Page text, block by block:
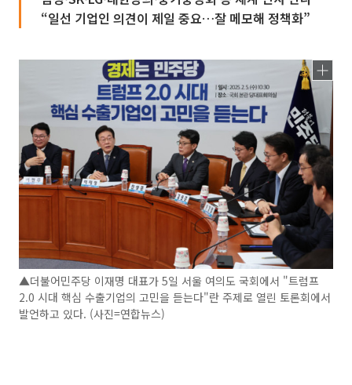
“일선 기업인 의견이 제일 중요…잘 메모해 정책화”
▲더불어민주당 이재명 대표가 5일 서울 여의도 국회에서 "트럼프
2.0 시대 핵심 수출기업의 고민을 듣는다"란 주제로 열린 토론회에서
발언하고 있다. (사진=연합뉴스)